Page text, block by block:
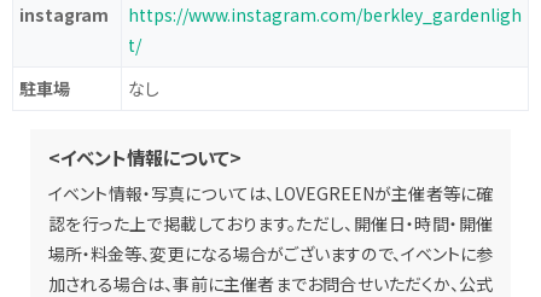
instagram
https://www.instagram.com/berkley_gardenligh
t/
駐車場
なし
<イベント情報について>
イベント情報・写真については、LOVEGREENが主催者等に確
認を行った上で掲載しております。ただし、開催日・時間・開催
場所・料金等、変更になる場合がございますので、イベントに参
加される場合は、事前に主催者までお問合せいただくか、公式